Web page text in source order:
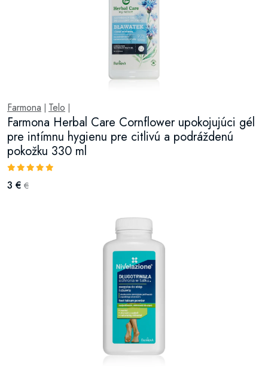
Farmona Telo
Farmona Herbal Care Cornflower upokojujúci gél
pre intímnu hygienu pre citlivú a podráždenú
pokožku 330 ml
3 € €